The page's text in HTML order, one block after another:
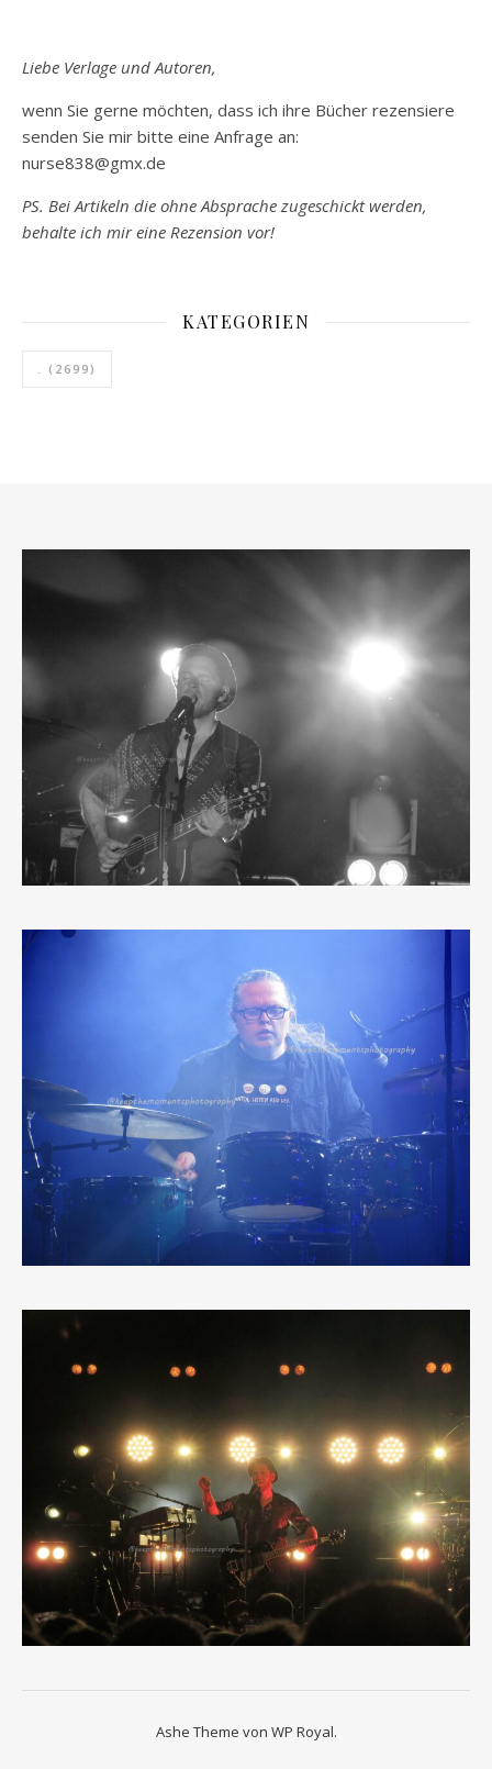
Liebe Verlage und Autoren,
wenn Sie gerne möchten, dass ich ihre Bücher rezensiere
senden Sie mir bitte eine Anfrage an:
nurse838@gmx.de
PS. Bei Artikeln die ohne Absprache zugeschickt werden,
behalte ich mir eine Rezension vor!
KATEGORIEN
. (2699)
Ashe Theme von WP Royal.